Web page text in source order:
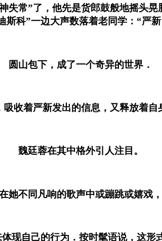
”了，他先是货郎鼓般地摇头晃
斯科”一边大声数落着老同学：“严
包下，成了一个奇异的世界．
着严新发出的信息，又释放着自
魏廷蓉在其中格外引人注目。
同凡响的歌声中或蹦跳或嬉戏，
自己的行为．按时髦语说，这形